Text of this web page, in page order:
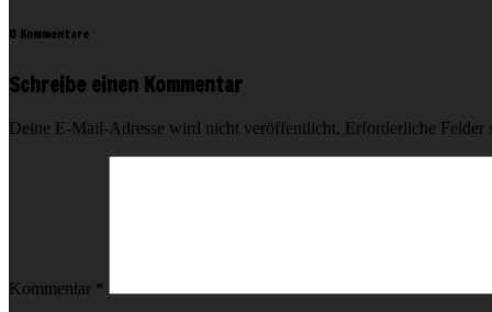
0 Kommentare
Schreibe einen Kommentar
Deine E-Mail-Adresse wird nicht veröffentlicht. Erforderliche Felder
Kommentar *